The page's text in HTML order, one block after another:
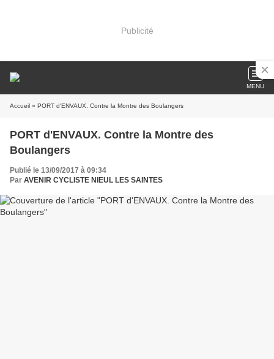
Publicité
MENU
Accueil » PORT d'ENVAUX. Contre la Montre des Boulangers
PORT d'ENVAUX. Contre la Montre des
Boulangers
Publié le 13/09/2017 à 09:34
Par AVENIR CYCLISTE NIEUL LES SAINTES